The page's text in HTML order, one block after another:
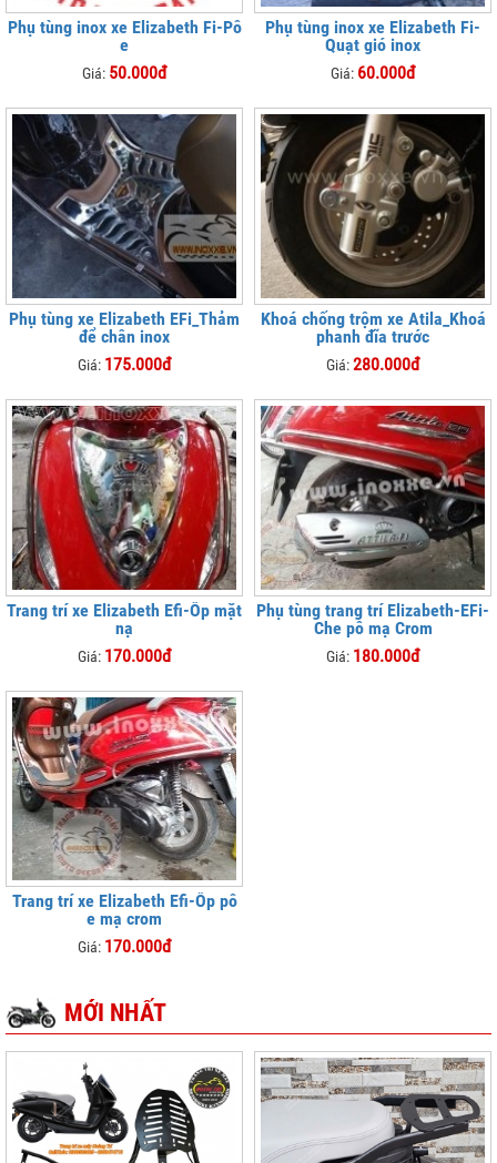
Phụ tùng inox xe Elizabeth Fi-Pô
e
Giá: 50.000đ
Phụ tùng inox xe Elizabeth Fi-
Quạt gió inox
Giá: 60.000đ
Phụ tùng xe Elizabeth EFi_Thảm
để chân inox
Giá: 175.000đ
Khoá chống trộm xe Atila_Khoá
phanh đĩa trước
Giá:280.000đ
Trang trí xe Elizabeth Efi-Ốp mặt
nạ
Giá: 170.000đ
Phụ tùng trang trí Elizabeth-EFi-
Che pô mạ Crom
Giá: 180.000đ
Trang trí xe Elizabeth Efi-Ốp pô
e mạ crom
Giá: 170.000đ
MỚI NHẤT